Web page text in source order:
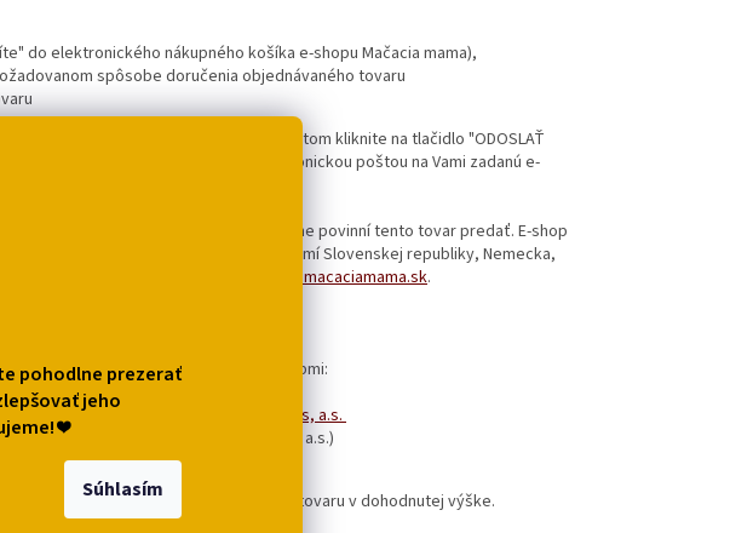
pohodlne prezerať
jeho
❤
Súhlasím
do elektronického nákupného košíka e-shopu Mačacia mama),
spôsobe doručenia objednávaného tovaru
e-mail, telefónne číslo a adresu) a potom kliknite na tlačidlo "ODOSLAŤ
obdržaní objednávky ju potvrdíme elektronickou poštou na Vami zadanú e-
je informatívneho charakteru a nie sme povinní tento tovar predať. E-shop
s balením a dodaním tovaru na území Slovenskej republiky, Nemecka,
štátu nás prosím kontaktujte na
info@macaciamama.sk.
môžete uhradiť nasledovnými spôsobmi:
bránu spoločnosti
ComGate Payments, a.s.
SK6483300000002801727735 (Fio banka a.s.)
ste určili v objednávke
náklady spojené s balením a dodaním tovaru v dohodnutej výške.